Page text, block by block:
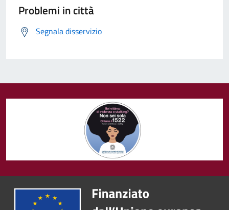
Problemi in città
Segnala disservizio